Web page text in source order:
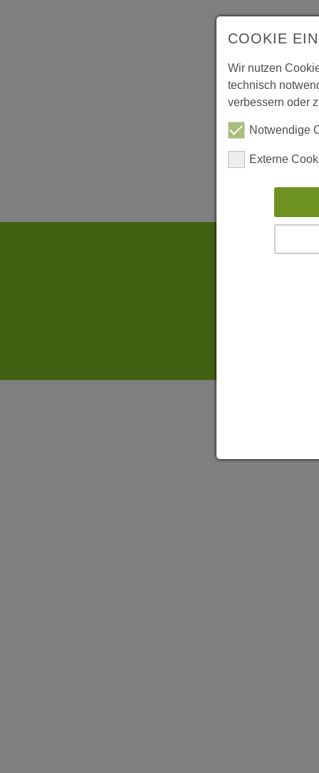
COOKIE
Wir nutzen
technisch
verbessern oder
Notwendige
Externe